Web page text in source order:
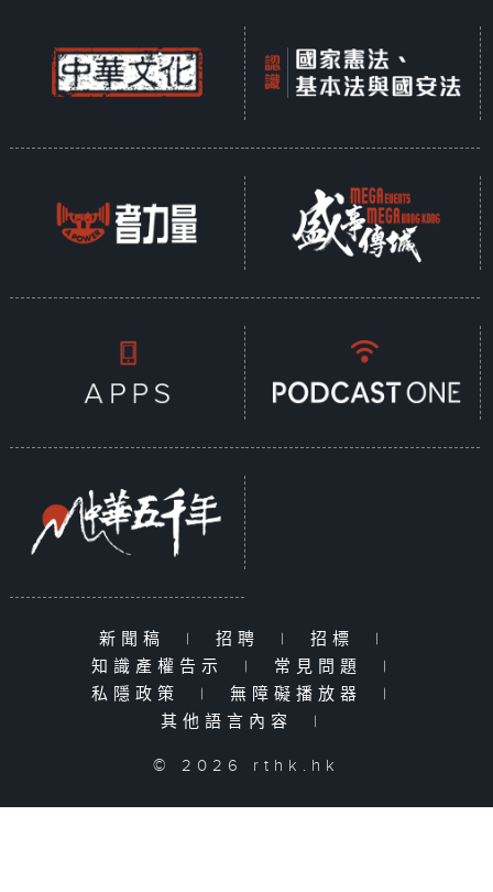
新聞稿 | 招聘 | 招標
|
知識產權告示
| 常見問題
|
私隱政策
| 無障礙播放器
|
其他語言內容
|
© 2026 rthk.hk